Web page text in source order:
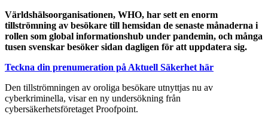
Världshälsoorganisationen, WHO, har sett en enorm
tillströmning av besökare till hemsidan de senaste månaderna i
rollen som global informationshub under pandemin, och många
tusen svenskar besöker sidan dagligen för att uppdatera sig.
Teckna din prenumeration på Aktuell Säkerhet här
Den tillströmningen av oroliga besökare utnyttjas nu av
cyberkriminella, visar en ny undersökning från
cybersäkerhetsföretaget Proofpoint.